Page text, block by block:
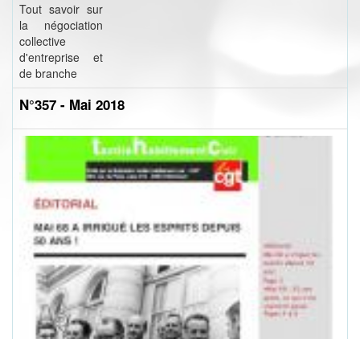
Tout savoir sur
la négociation
collective
d'entreprise et
de branche
N°357 - Mai 2018